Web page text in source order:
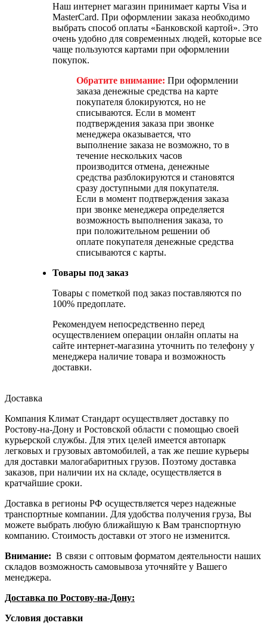
Наш интернет магазин принимает карты Visa и
MasterCard. При оформлении заказа необходимо
выбрать способ оплаты «Банковской картой». Это
очень удобно для современных людей, которые все
чаще пользуются картами при оформлении
покупок.
Обратите внимание: При оформлении
заказа денежные средства на карте
покупателя блокируются, но не
списываются. Если в момент
подтверждения заказа при звонке
менеджера оказывается, что
выполнение заказа не возможно, то в
течение нескольких часов
производится отмена, денежные
средства разблокируются и становятся
сразу доступными для покупателя.
Если в момент подтверждения заказа
при звонке менеджера определяется
возможность выполнения заказа, то
при положительном решении об
оплате покупателя денежные средства
списываются с карты.
Товары под заказ
Товары с пометкой под заказ поставляются по
100% предоплате.
Рекомендуем непосредственно перед
осуществлением операции онлайн оплаты на
сайте интернет-магазина уточнить по телефону у
менеджера наличие товара и возможность
доставки.
Доставка
Компания Климат Стандарт осуществляет доставку по
Ростову-на-Дону и Ростовской области с помощью своей
курьерской службы. Для этих целей имеется автопарк
легковых и грузовых автомобилей, а так же пешие курьеры
для доставки малогабаритных грузов. Поэтому доставка
заказов, при наличии их на складе, осуществляется в
кратчайшие сроки.
Доставка в регионы РФ осуществляется через надежные
транспортные компании. Для удобства получения груза, Вы
можете выбрать любую ближайшую к Вам транспортную
компанию. Стоимость доставки от этого не изменится.
Внимание: В связи с оптовым форматом деятельности наших
складов возможность самовывоза уточняйте у Вашего
менеджера.
Доставка по Ростову-на-Дону:
Условия доставки